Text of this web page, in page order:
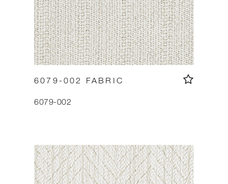
6079-002 FABRIC
6079-002